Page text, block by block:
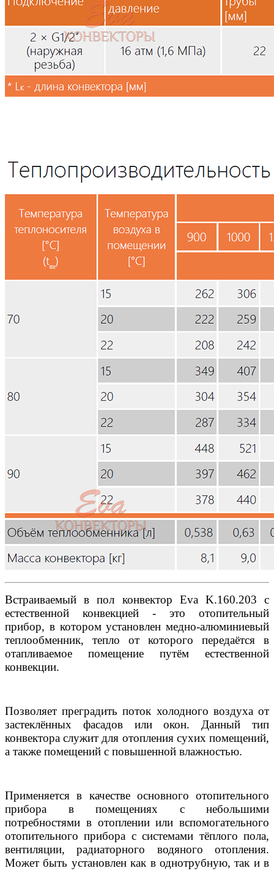
Встраиваемый в пол конвектор Eva K.160.203 с
естественной конвекцией - это отопительный
прибор, в котором установлен медно-алюминиевый
теплообменник, тепло от которого передаётся в
отапливаемое помещение путём естественной
конвекции.
Позволяет преградить поток холодного воздуха от
застеклённых фасадов или окон. Данный тип
конвектора служит для отопления сухих помещений,
а также помещений с повышенной влажностью.
Применяется в качестве основного отопительного
прибора в помещениях с небольшими
потребностями в отоплении или вспомогательного
отопительного прибора с системами тёплого пола,
вентиляции, радиаторного водяного отопления.
Может быть установлен как в однотрубную, так и в